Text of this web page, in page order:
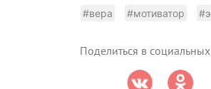
#вера #мотиватор
Поделиться в социальных